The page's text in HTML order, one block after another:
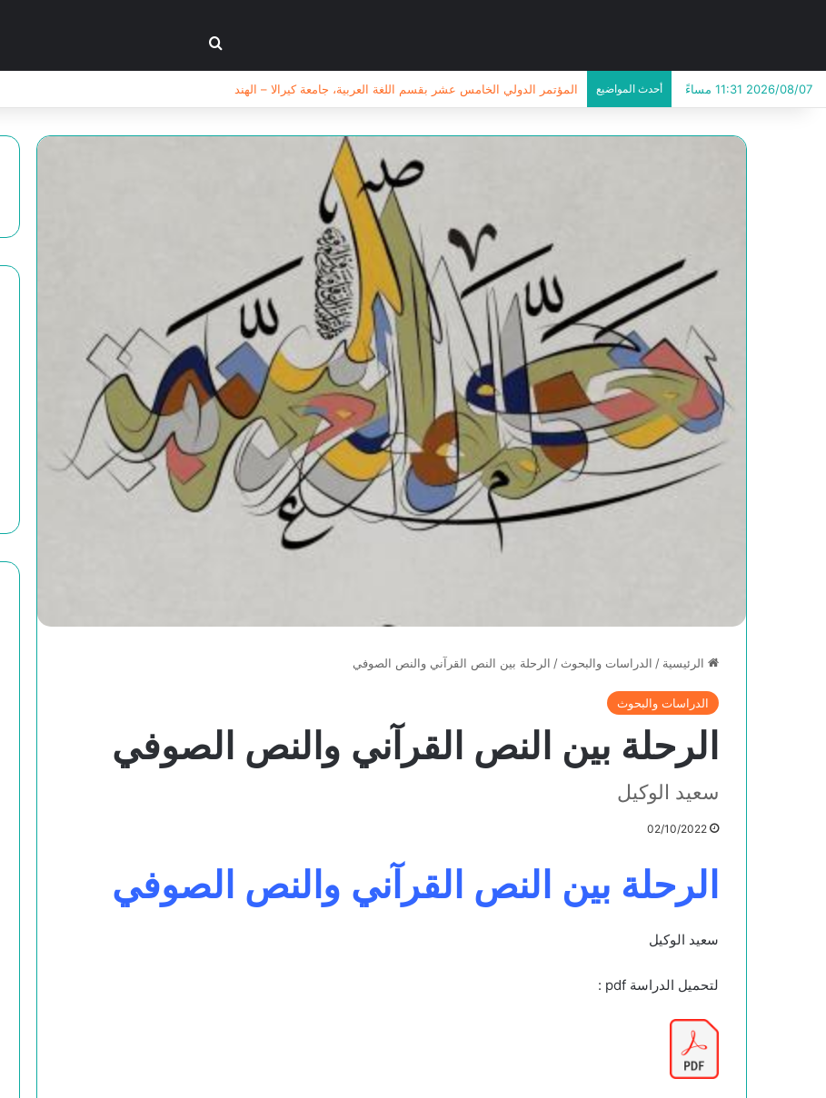
2026/08/07 11:31 مساءً أحدث المواضيع ندوة في الأردن حول “القدس … بين استهداف الوجود و اسيدامة الشاهد الحضاري “
الرئيسية / الدراسات والبحوث / الرحلة بين النص القرآني والنص الصوفي
الدراسات والبحوث
الرحلة بين النص القرآني والنص الصوفي
سعيد الوكيل
02/10/2022
الرحلة بين النص القرآني والنص الصوفي
سعيد الوكيل
لتحميل الدراسة pdf :